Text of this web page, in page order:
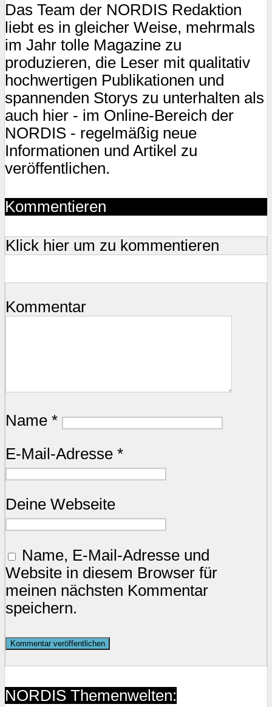
Das Team der NORDIS Redaktion
liebt es in gleicher Weise, mehrmals
im Jahr tolle Magazine zu
produzieren, die Leser mit qualitativ
hochwertigen Publikationen und
spannenden Storys zu unterhalten als
auch hier - im Online-Bereich der
NORDIS - regelmäßig neue
Informationen und Artikel zu
veröffentlichen.
Kommentieren
Klick hier um zu kommentieren
Kommentar
Name *
E-Mail-Adresse *
Deine Webseite
Name, E-Mail-Adresse und
Website in diesem Browser für
meinen nächsten Kommentar
speichern.
NORDIS Themenwelten: